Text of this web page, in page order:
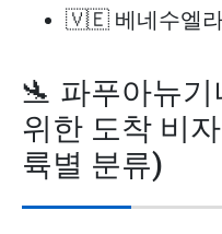
🇻🇪 베네수엘
🛬 파푸아뉴
위한 도착 비
륙별 분류)